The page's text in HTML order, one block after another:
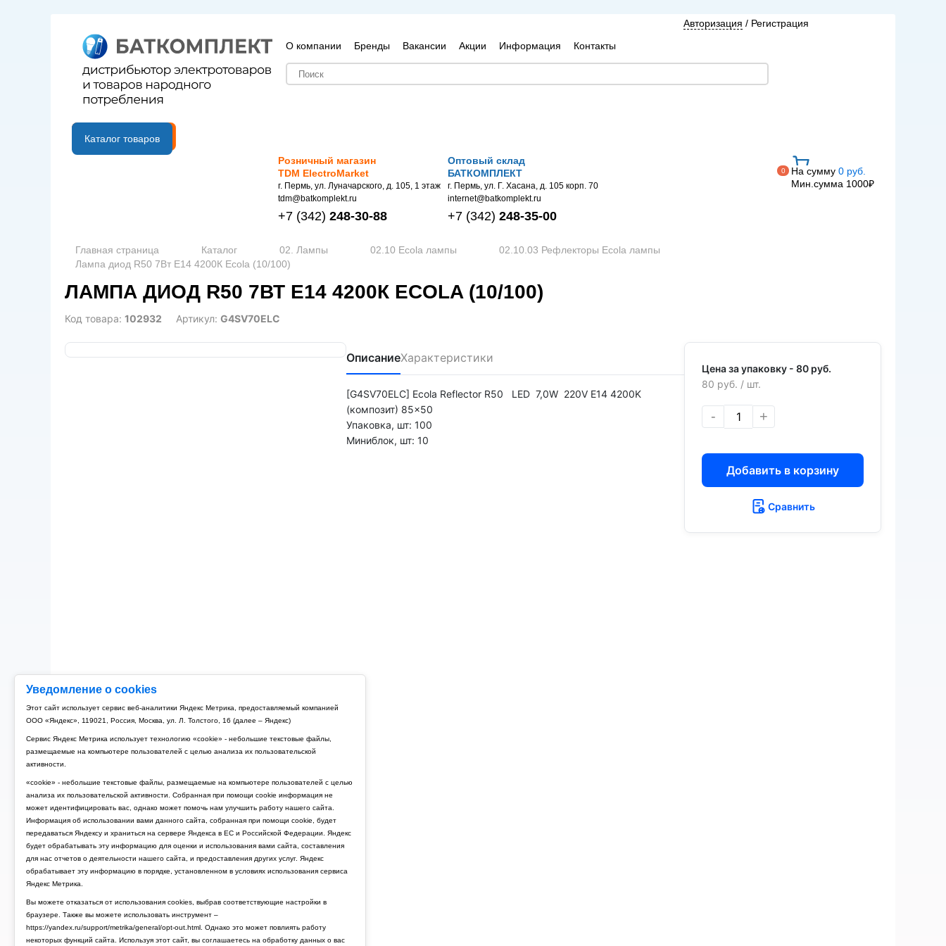
Уведомление о cookies
Этот сайт использует сервис веб-аналитики Яндекс Метрика, предоставляемый компанией
ООО «Яндекс», 119021, Россия, Москва, ул. Л. Толстого, 16 (далее – Яндекс)
Сервис Яндекс Метрика использует технологию «cookie» - небольшие текстовые файлы,
размещаемые на компьютере пользователей с целью анализа их пользовательской
активности.
«cookie» - небольшие текстовые файлы, размещаемые на компьютере пользователей с целью
анализа их пользовательской активности. Собранная при помощи cookie информация не
может идентифицировать вас, однако может помочь нам улучшить работу нашего сайта.
Информация об использовании вами данного сайта, собранная при помощи cookie, будет
передаваться Яндексу и храниться на сервере Яндекса в ЕС и Российской Федерации. Яндекс
будет обрабатывать эту информацию для оценки и использования вами сайта, составления
для нас отчетов о деятельности нашего сайта, и предоставления других услуг. Яндекс
обрабатывает эту информацию в порядке, установленном в условиях использования сервиса
Яндекс Метрика.
Вы можете отказаться от использования cookies, выбрав соответствующие настройки в
браузере. Также вы можете использовать инструмент –
https://yandex.ru/support/metrika/general/opt-out.html. Однако это может повлиять работу
некоторых функций сайта. Используя этот сайт, вы соглашаетесь на обработку данных о вас
О компании Бренды Вакансии Акции Информация Контакты
Авторизация / Регистрация
B2B портал
Каталог товаров
Розничный магазин
TDM ElectroMarket
г. Пермь, ул. Луначарского, д. 105, 1 этаж
tdm@batkomplekt.ru
+7 (342) 248-30-88
Оптовый склад
БАТКОМПЛЕКТ
г. Пермь, ул. Г. Хасана, д. 105 корп. 70
internet@batkomplekt.ru
+7 (342) 248-35-00
0 На сумму 0 руб.
Мин.сумма 1000₽
Главная страница Каталог 02. Лампы 02.10 Ecola лампы
02.10.03 Рефлекторы Ecola лампы
Лампа диод R50 7Вт Е14 4200К Ecola (10/100)
ЛАМПА ДИОД R50 7ВТ Е14 4200К ECOLA (10/100)
Код товара: 102932 Артикул: G4SV70ELC
ОписаниеХарактеристики
[G4SV70ELC] Ecola Reflector R50 LED 7,0W 220V E14 4200K
(композит) 85x50
Упаковка, шт: 100
Миниблок, шт: 10
Цена за упаковку - 80 руб.
80 руб. / шт.
- +
Добавить в корзину
Сравнить